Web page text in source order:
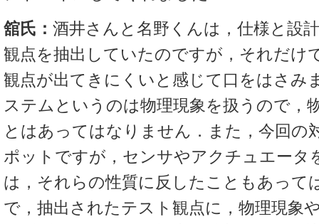
舘氏： 酒井さんと名野くんは，仕様と設
観点を抽出していたのですが，それだけ
観点が出てきにくいと感じて口をはさみ
ステムというのは物理現象を扱うので，
とはあってはなりません．また，今回の
ポットですが，センサやアクチュエータ
は，それらの性質に反したこともあって
で，抽出されたテスト観点に，物理現象